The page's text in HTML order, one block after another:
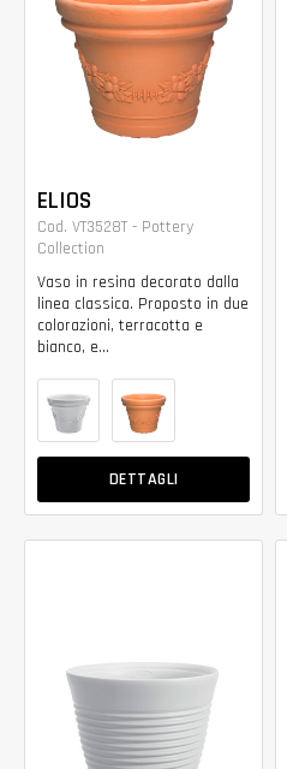
ELIOS
Cod. VT3528T - Pottery
Collection
Vaso in resina decorato dalla
linea classica. Proposto in due
colorazioni, terracotta e
bianco, e...
DETTAGLI